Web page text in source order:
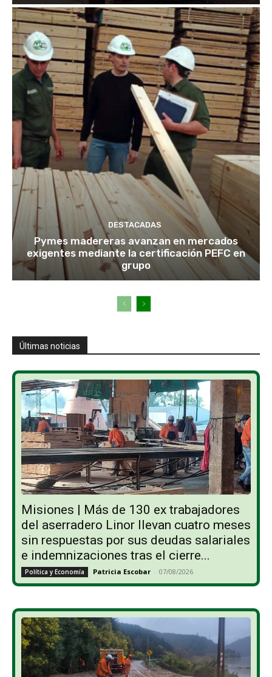
DESTACADAS
Pymes madereras avanzan en mercados
exigentes mediante la certificación PEFC en
grupo
Últimas noticias
Misiones | Más de 130 ex trabajadores
del aserradero Linor llevan cuatro meses
sin respuestas por sus deudas salariales
e indemnizaciones tras el cierre...
Política y Economía Patricia Escobar - 07/08/2026